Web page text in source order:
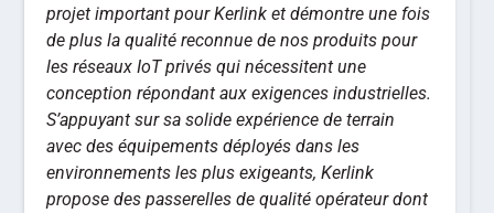
projet important pour Kerlink et démontre une fois
de plus la qualité reconnue de nos produits pour
les réseaux IoT privés qui nécessitent une
conception répondant aux exigences industrielles.
S’appuyant sur sa solide expérience de terrain
avec des équipements déployés dans les
environnements les plus exigeants, Kerlink
propose des passerelles de qualité opérateur dont